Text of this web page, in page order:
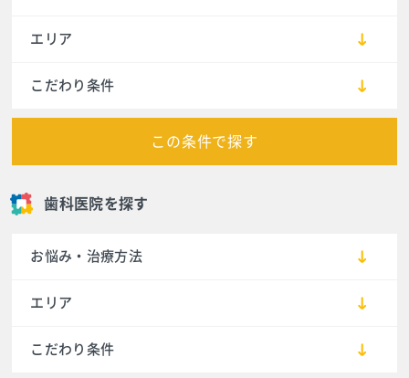
エリア
こだわり条件
この条件で探す
歯科医院を探す
お悩み・治療方法
エリア
こだわり条件